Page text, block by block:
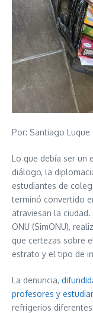
Por: Santiago Luque
Lo que debía ser un
diálogo, la
estudiantes de
terminó convertido
atraviesan la
ONU (SimONU),
que certezas sobre
estrato y el tipo de
La denuncia,
profesores y
refrigerios